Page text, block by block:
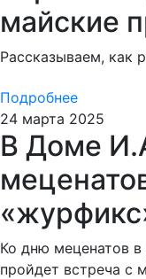
майские
Рассказываем, как
Подробнее
24 марта 2025
В Доме
Ко дню меценатов
пройдет встреча с